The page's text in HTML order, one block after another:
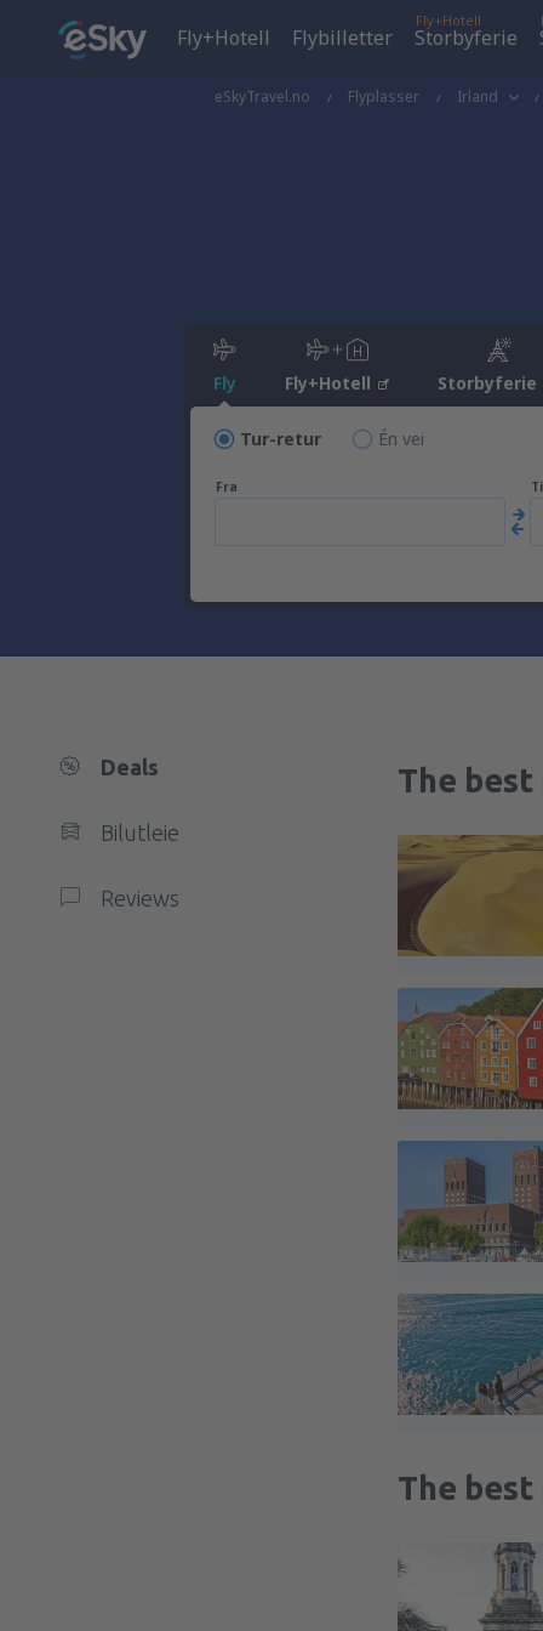
Fly+Hotell Flybilletter
Fly+Hotell
Storbyferie
eSkyTravel.no Flyplasser Irland
Fly Fly+Hotell Storbyferie
Tur-retur Én vei
Fra
Deals
Bilutleie
Reviews
The
The